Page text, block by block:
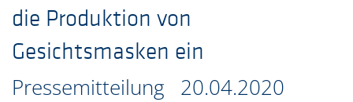
die Produktion von
Gesichtsmasken ein
Pressemitteilung 20.04.2020